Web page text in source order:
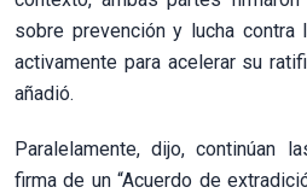
sobre prevención y lucha contra
activamente para acelerar su
añadió.
Paralelamente, dijo, continúan
firma de un “Acuerdo de